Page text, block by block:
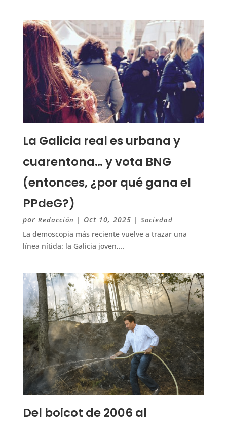
La Galicia real es urbana y
cuarentona… y vota BNG
(entonces, ¿por qué gana el
PPdeG?)
por Redacción | Oct 10, 2025 | Sociedad
La demoscopia más reciente vuelve a trazar una
línea nítida: la Galicia joven,...
Del boicot de 2006 al